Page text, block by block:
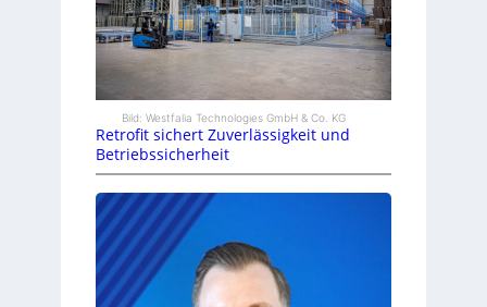
Bild: Westfalia Technologies GmbH & Co. KG
Retrofit sichert Zuverlässigkeit und
Betriebssicherheit